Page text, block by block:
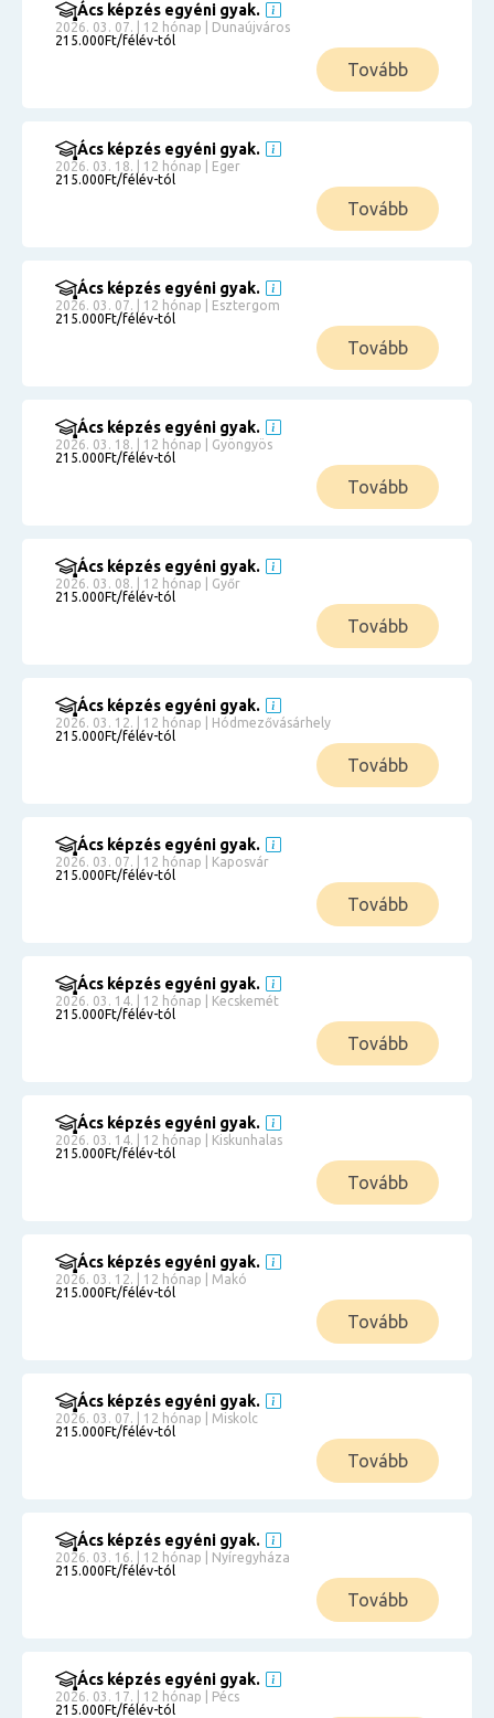
Ács képzés egyéni gyak.
2026. 03. 07. | 12 hónap | Dunaújváros
215.000Ft/félév-tól
Tovább
Ács képzés egyéni gyak.
2026. 03. 18. | 12 hónap | Eger
215.000Ft/félév-tól
Tovább
Ács képzés egyéni gyak.
2026. 03. 07. | 12 hónap | Esztergom
215.000Ft/félév-tól
Tovább
Ács képzés egyéni gyak.
2026. 03. 18. | 12 hónap | Gyöngyös
215.000Ft/félév-tól
Tovább
Ács képzés egyéni gyak.
2026. 03. 08. | 12 hónap | Győr
215.000Ft/félév-tól
Tovább
Ács képzés egyéni gyak.
2026. 03. 12. | 12 hónap | Hódmezővásárhely
215.000Ft/félév-tól
Tovább
Ács képzés egyéni gyak.
2026. 03. 07. | 12 hónap | Kaposvár
215.000Ft/félév-tól
Tovább
Ács képzés egyéni gyak.
2026. 03. 14. | 12 hónap | Kecskemét
215.000Ft/félév-tól
Tovább
Ács képzés egyéni gyak.
2026. 03. 14. | 12 hónap | Kiskunhalas
215.000Ft/félév-tól
Tovább
Ács képzés egyéni gyak.
2026. 03. 12. | 12 hónap | Makó
215.000Ft/félév-tól
Tovább
Ács képzés egyéni gyak.
2026. 03. 07. | 12 hónap | Miskolc
215.000Ft/félév-tól
Tovább
Ács képzés egyéni gyak.
2026. 03. 16. | 12 hónap | Nyíregyháza
215.000Ft/félév-tól
Tovább
Ács képzés egyéni gyak.
2026. 03. 17. | 12 hónap | Pécs
215.000Ft/félév-tól